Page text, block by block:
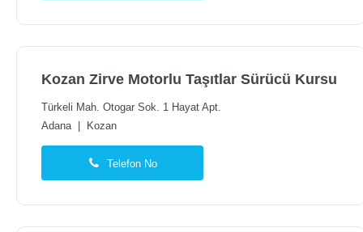
Kozan Zirve Motorlu Taşıtlar Sürücü Kursu
Türkeli Mah. Otogar Sok. 1 Hayat Apt.
Adana| Kozan
Telefon No